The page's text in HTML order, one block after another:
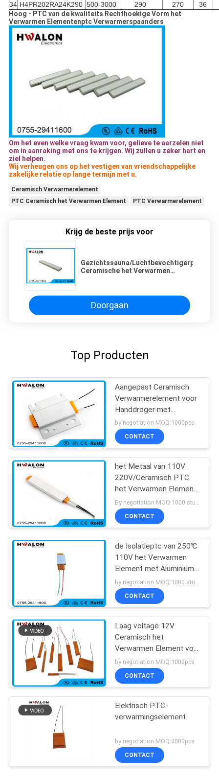
34 H4PR202RA24K290 500-3000 290 270
36
Hoog - PTC van de kwaliteits Rechthoekige Vorm het
Verwarmen Elementenptc Verwarmerspaanders
Om het even welke vraag kwam voor, gelieve te aarzelen niet
om in aanraking met ons te krijgen. Wij zullen u zeker hart en
ziel helpen.
Wij verheugen ons op het vestigen van vriendschappelijke
zakelijke relatie op lange termijn met u.
Ceramisch Verwarmerelement
PTC Ceramisch het Verwarmen Element
PTC Verwarmerelement
Krijg de beste prijs voor
Gezichtssauna/Luchtbevochtigerptc
Ceramische het Verwarmen
Doorgaan
Top Producten
Aangepast Ceramisch
Verwarmerelement voor
Handdroger met
Roestvrij staalhuisvesting
by negotiation MOQ:1000pcs
CONTACT
het Metaal van 110V
220V/Ceramisch PTC
het Verwarmen Element
voor Huistoestellen
By negotiation MOQ:1000 stuks
CONTACT
de Isolatieptc van 250℃
110V het Verwarmen
Element met Aluminium
Shell
CONTACT
Laag voltage 12V
Ceramisch het
Verwarmen Element voor
droogkap en
haargelijkrichters
by negotiation MOQ:1000pcs
CONTACT
Elektrisch PTC-
verwarmingselement
by negotiation MOQ:3000pcs
CONTACT